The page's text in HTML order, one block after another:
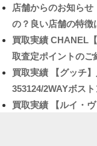
店舗からのお知らせ
の？良い店舗の特徴
買取実績 CHANEL
取査定ポイントのご
買取実績 【グッチ
353124/2WAYボス
買取実績 【ルイ・
ッグ/レディース/
プ/LOUIS